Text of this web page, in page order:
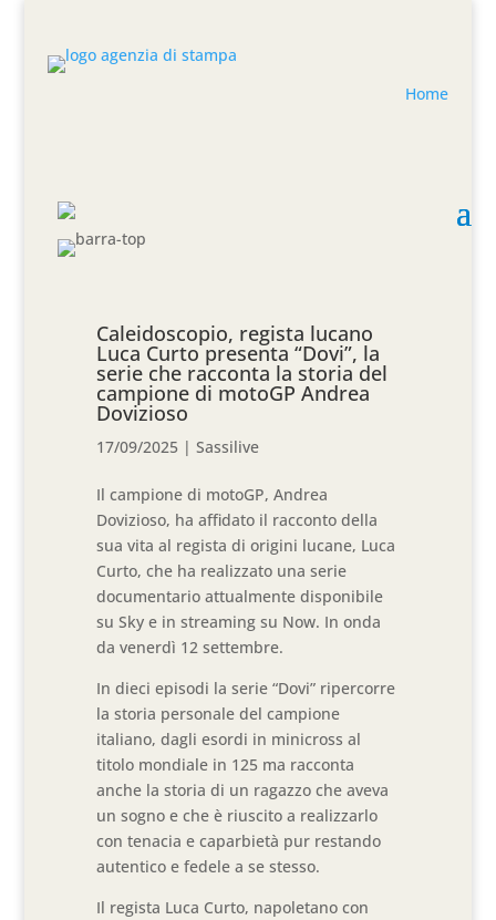
Home
Caleidoscopio, regista lucano
Luca Curto presenta “Dovi”, la
serie che racconta la storia del
campione di motoGP Andrea
Dovizioso
17/09/2025 |Sassilive
Il campione di motoGP, Andrea
Dovizioso, ha affidato il racconto della
sua vita al regista di origini lucane, Luca
Curto, che ha realizzato una serie
documentario attualmente disponibile
su Sky e in streaming su Now. In onda
da venerdì 12 settembre.
In dieci episodi la serie “Dovi” ripercorre
la storia personale del campione
italiano, dagli esordi in minicross al
titolo mondiale in 125 ma racconta
anche la storia di un ragazzo che aveva
un sogno e che è riuscito a realizzarlo
con tenacia e caparbietà pur restando
autentico e fedele a se stesso.
Il regista Luca Curto, napoletano con